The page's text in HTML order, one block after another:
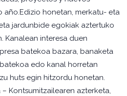
año.Edizio honetan, merkatu- eta
jardunbide egokiak aztertuko
Kanalean interesa duen
batekoa bazara, banaketa
edo kanal horretan
huts egin hitzordu honetan.
– Kontsumitzailearen azterketa,